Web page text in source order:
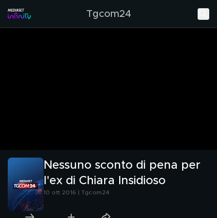
Tgcom24
Nessuno sconto di pena per
l'ex di Chiara Insidioso
10 ott 2016 | Tgcom24